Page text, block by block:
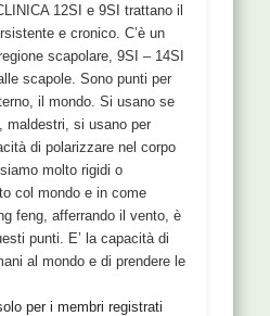
12SI e 9SI trattano il
e cronico. C’è un
scapolare, 9SI – 14SI
scapole. Sono punti per
il mondo. Si usano se
maldestri, si usano per
di polarizzare nel corpo
molto rigidi o
col mondo e in come
feng, afferrando il vento, è
punti. E’ la capacità di
al mondo e di prendere le
per i membri registrati